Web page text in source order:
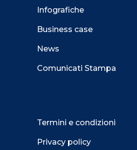
Infografiche
Business case
News
Comunicati Stampa
Termini e condizioni
Privacy policy